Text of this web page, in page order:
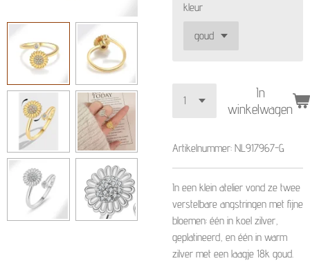
kleur
In
winkelwagen
Artikelnummer: NL917967-G
In een klein atelier vond ze twee
verstelbare angstringen met fijne
bloemen: één in koel zilver,
geplatineerd, en één in warm
zilver met een laagje 18k goud.